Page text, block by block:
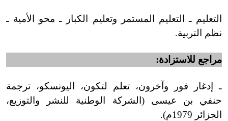
التعليم ـ التعليم المستمر وتعليم الكبار ـ محو الأمية ـ
نظم التربية.
مراجع للاستزادة:
ـ إدغار فور وآخرون، تعلم لتكون، اليونسكو، ترجمة
حنفي بن عيسى (الشركة الوطنية للنشر والتوزيع،
الجزائر 1979م
)
.